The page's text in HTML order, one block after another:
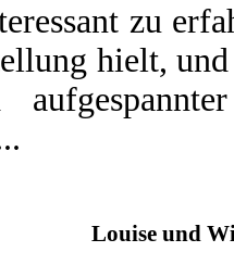
zu
hielt,
Louise und